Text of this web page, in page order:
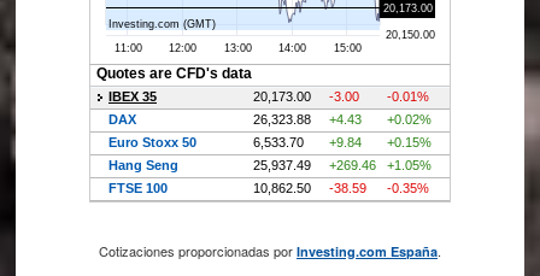
Cotizaciones proporcionadas por Investing.com España.